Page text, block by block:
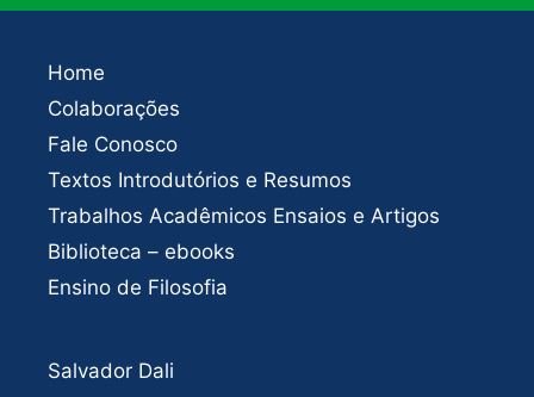
Home
Colaborações
Fale Conosco
Textos Introdutórios e Resumos
Trabalhos Acadêmicos Ensaios e Artigos
Biblioteca – ebooks
Ensino de Filosofia
Salvador Dali